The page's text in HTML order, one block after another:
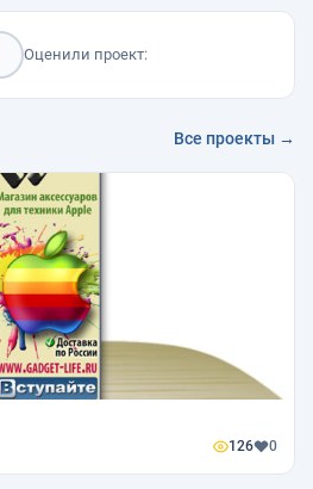
Оценили проект:
Все проекты →
126 0